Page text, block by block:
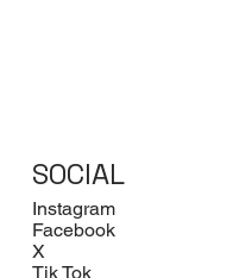
SOCIAL
Instagram
Facebook
X
Tik Tok